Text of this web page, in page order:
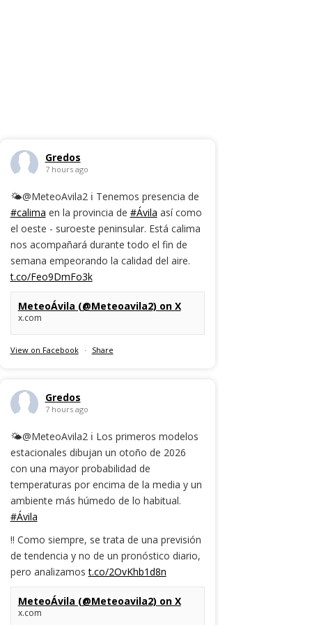
Gredos
7 hours ago
🌤️@MeteoAvila2 ℹ️ Tenemos presencia de
#calima en la provincia de #Ávila así como
el oeste - suroeste peninsular. Está calima
nos acompañará durante todo el fin de
semana empeorando la calidad del aire.
t.co/Feo9DmFo3k
MeteoÁvila (@Meteoavila2) on X
x.com
View on Facebook · Share
Gredos
7 hours ago
🌤️@MeteoAvila2 ℹ️ Los primeros modelos
estacionales dibujan un otoño de 2026
con una mayor probabilidad de
temperaturas por encima de la media y un
ambiente más húmedo de lo habitual.
#Ávila
‼️ Como siempre, se trata de una previsión
de tendencia y no de un pronóstico diario,
pero analizamost.co/2OvKhb1d8n
MeteoÁvila (@Meteoavila2) on X
x.com